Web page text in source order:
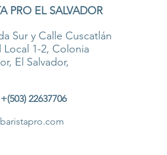
PRO EL SALVADOR
Sur y Calle Cuscatlán
Local 1-2, Colonia
El Salvador,
22637706